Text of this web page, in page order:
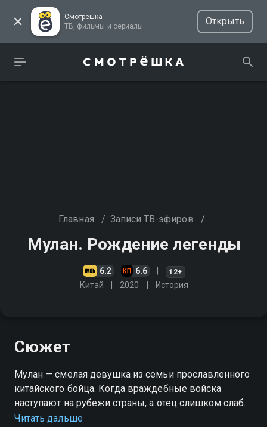
Смотрёшка
ТВ, фильмы и сериалы
Открыть
Главная / Записи ТВ-эфиров /
Мулан. Рождение легенды
6.2 6.6 12+
Китай 2020 История
Сюжет
Мулан — смелая девушка из семьи прославленного
китайского бойца. Когда враждебные войска
наступают на рубежи страны, а отец слишком слаб
для сражений, она принимает неожиданное
Читать дальше